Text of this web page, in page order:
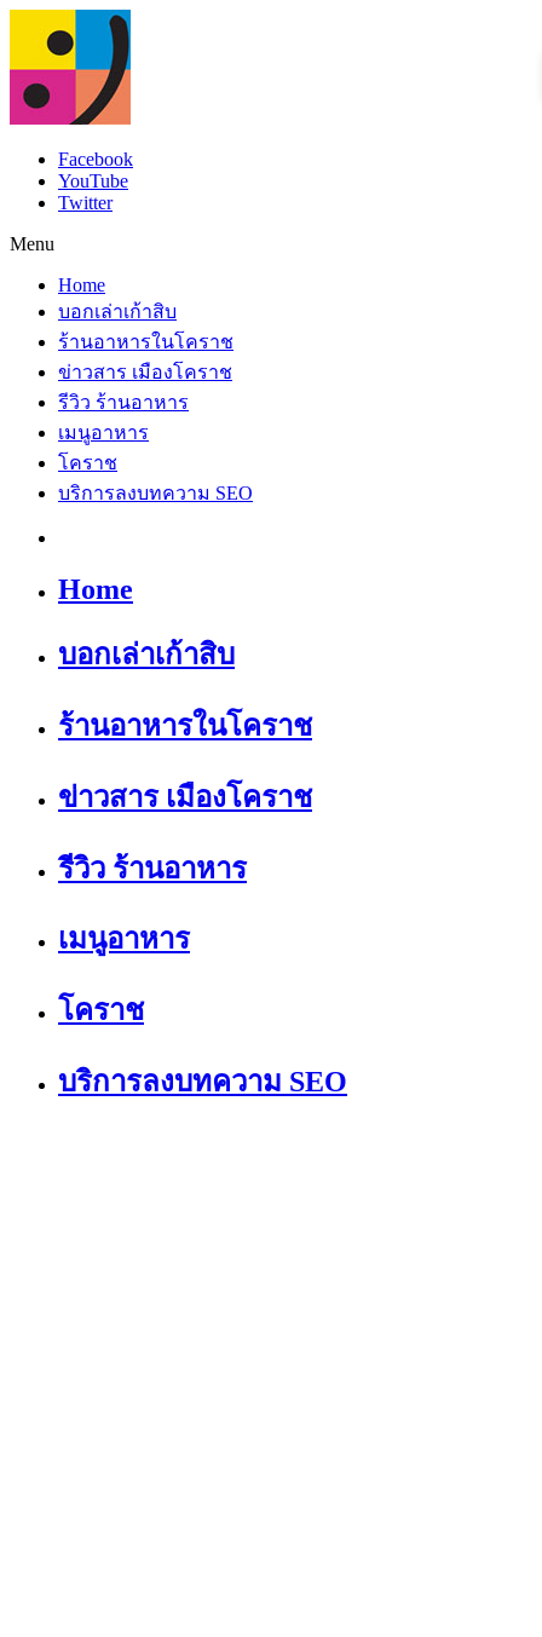
Facebook
YouTube
Twitter
Menu
Home
บอกเล่าเก้าสิบ
ร้านอาหารในโคราช
ข่าวสาร เมืองโคราช
รีวิว ร้านอาหาร
เมนูอาหาร
โคราช
บริการลงบทความ SEO
Home
บอกเล่าเก้าสิบ
ร้านอาหารในโคราช
ข่าวสาร เมืองโคราช
รีวิว ร้านอาหาร
เมนูอาหาร
โคราช
บริการลงบทความ SEO